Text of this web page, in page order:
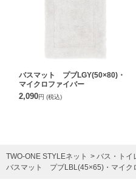
バスマット プブLGY(50×80)・
マイクロファイバー
2,090円 (税込)
TWO-ONE STYLEネット
バス・トイ
バスマット プブLBL(45×65)・マイク